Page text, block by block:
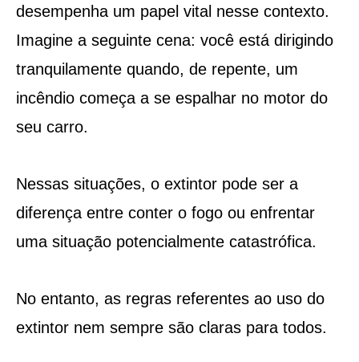
desempenha um papel vital nesse contexto.
Imagine a seguinte cena: você está dirigindo
tranquilamente quando, de repente, um
incêndio começa a se espalhar no motor do
seu carro.
Nessas situações, o extintor pode ser a
diferença entre conter o fogo ou enfrentar
uma situação potencialmente catastrófica.
No entanto, as regras referentes ao uso do
extintor nem sempre são claras para todos.